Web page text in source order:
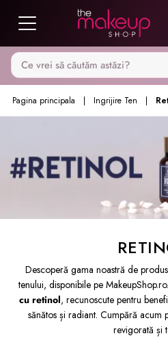
Caută pe MakeupShop
Pagina principala Ingrijire Ten
Descoperă gama noastră de
tenului, disponibile pe
cu retinol, recunoscute pentru
sănătos și radiant. Cumpără acum
revigorată și